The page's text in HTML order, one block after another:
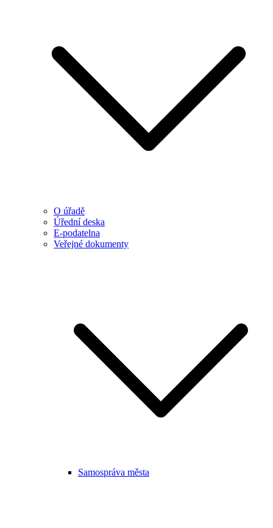
O úřadě
Úřední deska
E-podatelna
Veřejné dokumenty
Samospráva města